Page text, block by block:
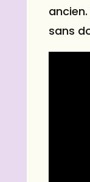
sans